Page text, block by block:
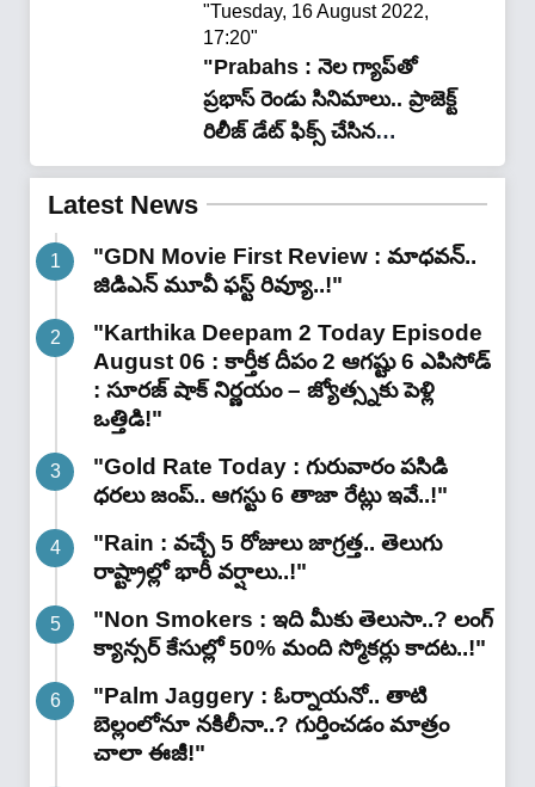
"Tuesday, 16 August 2022,
17:20"
"Prabahs : నెల గ్యాప్‌తో
ప్ర‌భాస్ రెండు సినిమాలు.. ప్రాజెక్ట్
రిలీజ్ డేట్ ఫిక్స్ చేసిన
అశ్వినీదత్"
Latest News
"GDN Movie First Review : మాధవన్..
జిడిఎన్ మూవీ ఫ‌స్ట్ రివ్యూ..!"
"Karthika Deepam 2 Today Episode
August 06 : కార్తీక దీపం 2 ఆగష్టు 6 ఎపిసోడ్
: సూరజ్ షాక్ నిర్ణయం – జ్యోత్స్నకు పెళ్లి
ఒత్తిడి!"
"Gold Rate Today : గురువారం పసిడి
ధరలు జంప్.. ఆగస్టు 6 తాజా రేట్లు ఇవే..!"
"Rain : వచ్చే 5 రోజులు జాగ్రత్త.. తెలుగు
రాష్ట్రాల్లో భారీ వ‌ర్షాలు..!"
"Non Smokers : ఇది మీకు తెలుసా..? లంగ్
క్యాన్సర్ కేసుల్లో 50% మంది స్మోకర్లు కాదట..!"
"Palm Jaggery : ఓర్నాయనో.. తాటి
బెల్లంలోనూ నకిలీనా..? గుర్తించడం మాత్రం
చాలా ఈజీ!"